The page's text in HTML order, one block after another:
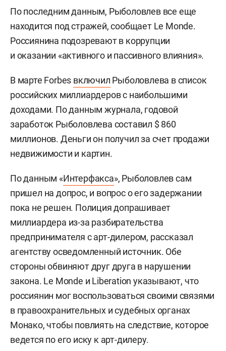
По последним данным, Рыболовлев все еще
находится под стражей, сообщает Le Monde.
Россиянина подозревают в коррупции
и оказании «активного и пассивного влияния».
В марте Forbes включил Рыболовлева в список
российских миллиардеров с наибольшими
доходами. По данным журнала, годовой
заработок Рыболовлева составил $ 860
миллионов. Деньги он получил за счет продажи
недвижимости и картин.
По данным «Интерфакса», Рыболовлев сам
пришел на допрос, и вопрос о его задержании
пока не решен. Полиция допрашивает
миллиардера из-за разбирательства
предпринимателя с арт-дилером, рассказал
агентству осведомленный источник. Обе
стороны обвиняют друг друга в нарушении
закона. Le Monde и Liberation указывают, что
россиянин мог воспользоваться своими связями
в правоохранительных и судебных органах
Монако, чтобы повлиять на следствие, которое
ведется по его иску к арт-дилеру.